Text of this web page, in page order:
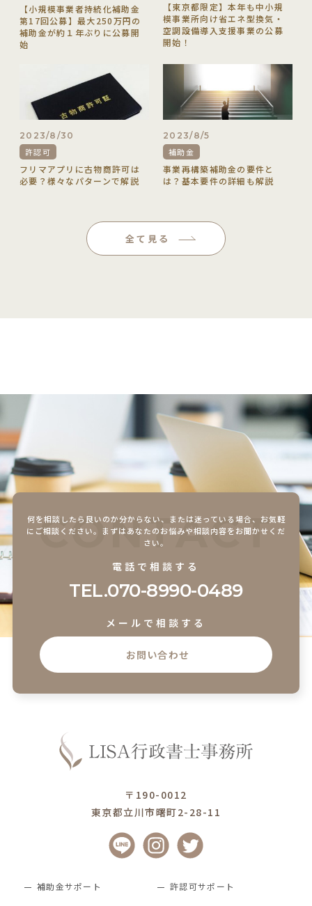
【小規模事業者持続化補助金
第17回公募】最大250万円の
補助金が約１年ぶりに公募開
始
【東京都限定】本年も中小規
模事業所向け省エネ型換気・
空調設備導入支援事業の公募
開始！
2023/8/30
許認可
フリマアプリに古物商許可は
必要？様々なパターンで解説
2023/8/5
補助金
事業再構築補助金の要件と
は？基本要件の詳細も解説
全て見る
CONTACT
何を相談したら良いのか分からない、または迷っている場合、 お気軽
にご相談ください。まずはあなたのお悩みや相談内容をお聞かせくだ
さい。
電話で相談する
TEL.070-8990-0489
メールで相談する
お問い合わせ
〒190-0012
東京都立川市曙町2-28-11
補助金サポート 許認可サポート